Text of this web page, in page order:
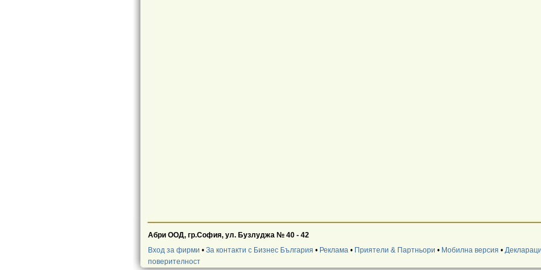
Абри ООД, гр.София, ул. Бузлуджа № 40 - 42
Вход за фирми • За контакти с Бизнес България • Реклама• Приятели & Партньори • Мобилна версия •
поверителност